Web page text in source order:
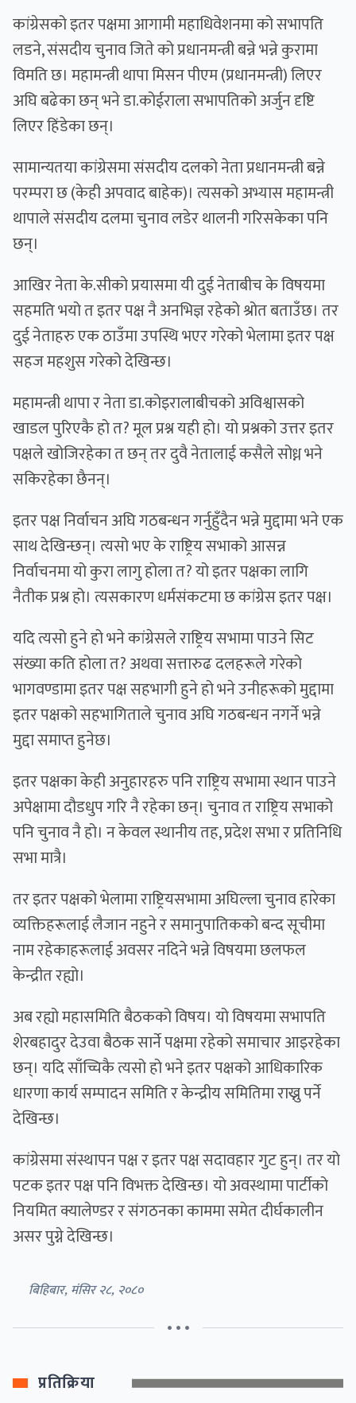
कांग्रेसको इतर पक्षमा आगामी महाधिवेशनमा को सभापति
लडने, संसदीय चुनाव जिते को प्रधानमन्त्री बन्ने भन्ने कुरामा
विमति छ। महामन्त्री थापा मिसन पीएम (प्रधानमन्त्री) लिएर
अघि बढेका छन् भने डा.कोईराला सभापतिको अर्जुन दृष्टि
लिएर हिंडेका छन्।
सामान्यतया कांग्रेसमा संसदीय दलको नेता प्रधानमन्त्री बन्ने
परम्परा छ (केही अपवाद बाहेक)। त्यसको अभ्यास महामन्त्री
थापाले संसदीय दलमा चुनाव लडेर थालनी गरिसकेका पनि
छन्।
आखिर नेता के.सीको प्रयासमा यी दुई नेताबीच के विषयमा
सहमति भयो त इतर पक्ष नै अनभिज्ञ रहेको श्रोत बताउँछ। तर
दुई नेताहरु एक ठाउँमा उपस्थि भएर गरेको भेलामा इतर पक्ष
सहज महशुस गरेको देखिन्छ।
महामन्त्री थापा र नेता डा.कोइरालाबीचको अविश्वासको
खाडल पुरिएकै हो त? मूल प्रश्न यही हो। यो प्रश्नको उत्तर इतर
पक्षले खोजिरहेका त छन् तर दुवै नेतालाई कसैले सोध्न भने
सकिरहेका छैनन्।
इतर पक्ष निर्वाचन अघि गठबन्धन गर्नुहुँदैन भन्ने मुद्दामा भने एक
साथ देखिन्छन्। त्यसो भए के राष्ट्रिय सभाको आसन्न
निर्वाचनमा यो कुरा लागु होला त? यो इतर पक्षका लागि
नैतीक प्रश्न हो। त्यसकारण धर्मसंकटमा छ कांग्रेस इतर पक्ष।
यदि त्यसो हुने हो भने कांग्रेसले राष्ट्रिय सभामा पाउने सिट
संख्या कति होला त? अथवा सत्तारुढ दलहरूले गरेको
भागवण्डामा इतर पक्ष सहभागी हुने हो भने उनीहरूको मुद्दामा
इतर पक्षको सहभागिताले चुनाव अघि गठबन्धन नगर्ने भन्ने
मुद्दा समाप्त हुनेछ।
इतर पक्षका केही अनुहारहरु पनि राष्ट्रिय सभामा स्थान पाउने
अपेक्षामा दौडधुप गरि नै रहेका छन्। चुनाव त राष्ट्रिय सभाको
पनि चुनाव नै हो। न केवल स्थानीय तह, प्रदेश सभा र प्रतिनिधि
सभा मात्रै।
तर इतर पक्षको भेलामा राष्ट्रियसभामा अघिल्ला चुनाव हारेका
व्यक्तिहरूलाई लैजान नहुने र समानुपातिकको बन्द सूचीमा
नाम रहेकाहरूलाई अवसर नदिने भन्ने विषयमा छलफल
केन्द्रीत रह्यो।
अब रह्यो महासमिति बैठकको विषय। यो विषयमा सभापति
शेरबहादुर देउवा बैठक सार्ने पक्षमा रहेको समाचार आइरहेका
छन्। यदि साँच्चिकै त्यसो हो भने इतर पक्षको आधिकारिक
धारणा कार्य सम्पादन समिति र केन्द्रीय समितिमा राख्नु पर्ने
देखिन्छ।
कांग्रेसमा संस्थापन पक्ष र इतर पक्ष सदावहार गुट हुन्। तर यो
पटक इतर पक्ष पनि विभक्त देखिन्छ। यो अवस्थामा पार्टीको
नियमित क्यालेण्डर र संगठनका काममा समेत दीर्घकालीन
असर पुग्ने देखिन्छ।
बिहिबार, मंसिर २८, २०८०
• • •
प्रतिक्रिया